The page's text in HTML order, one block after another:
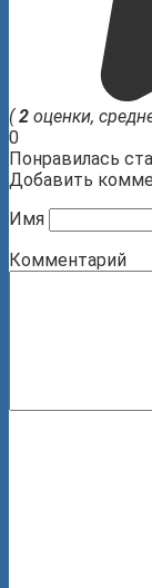
(2 оценки,
0
Понравилась
Добавить
Имя
Комментарий